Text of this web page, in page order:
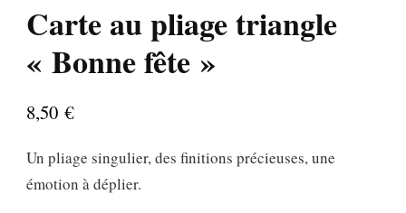
Carte au pliage triangle
« Bonne fête »
8,50 €
Un pliage singulier, des finitions précieuses, une
émotion à déplier.